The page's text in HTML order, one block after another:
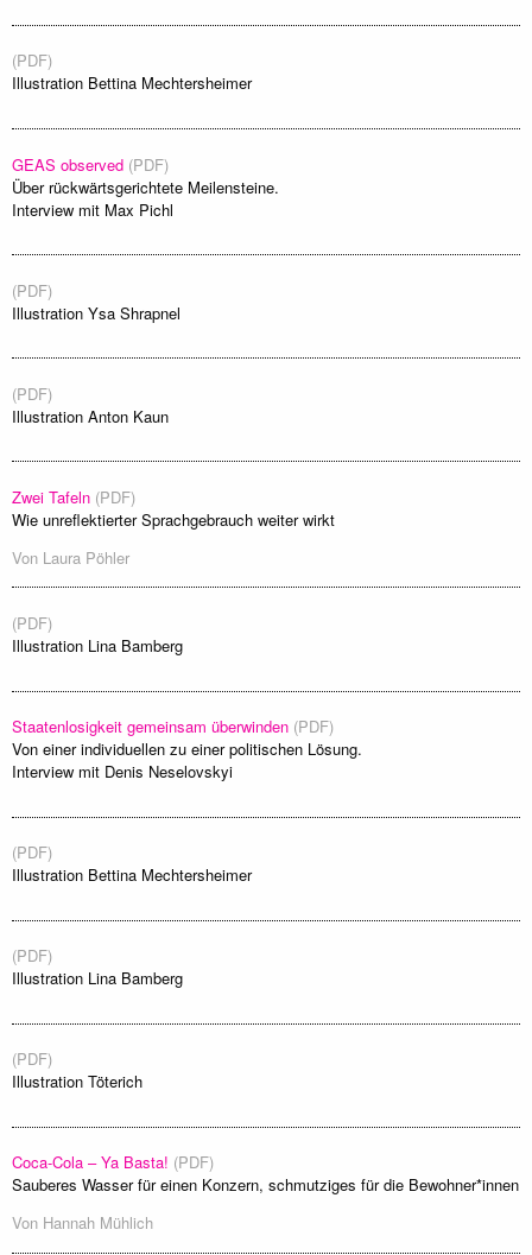
(PDF)
Illustration Bettina Mechtersheimer
GEAS observed (PDF)
Über rückwärtsgerichtete Meilensteine.
Interview mit Max Pichl
(PDF)
Illustration Ysa Shrapnel
(PDF)
Illustration Anton Kaun
Zwei Tafeln (PDF)
Wie unreflektierter Sprachgebrauch weiter wirkt
Von Laura Pöhler
(PDF)
Illustration Lina Bamberg
Staatenlosigkeit gemeinsam überwinden (PDF)
Von einer individuellen zu einer politischen Lösung.
Interview mit Denis Neselovskyi
(PDF)
Illustration Bettina Mechtersheimer
(PDF)
Illustration Lina Bamberg
(PDF)
Illustration Töterich
Coca-Cola – Ya Basta! (PDF)
Sauberes Wasser für einen Konzern, schmutziges für die Bewohner*innen
Von Hannah Mühlich